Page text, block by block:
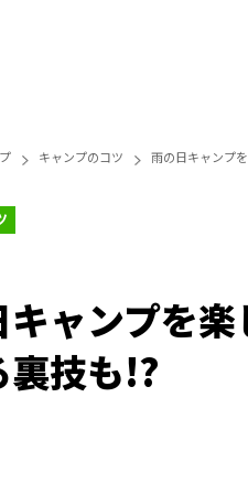
キャンプのコツ 雨の日キャンプ
キャンプを
裏技も!?